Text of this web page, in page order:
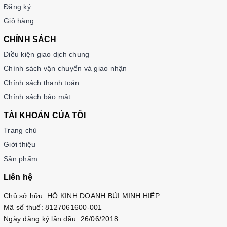
biểu hiện thông dụng trong thực tiễn giúp người học dễ dàng
kích thích sự tiếp thu và giúp việc học trở nên thú vị, không
nhàm chán.
Nắm vững kiến thức trong giáo trình tương đương trình độ
TOPIK cấp 6
Đăng ký
Giỏ hàng
CHÍNH SÁCH
Điều kiện giao dịch chung
Chính sách vận chuyển và giao nhận
Chính sách thanh toán
Chính sách bảo mật
TÀI KHOẢN CỦA TÔI
Trang chủ
Giới thiệu
Sản phẩm
Liên hệ
Chủ sở hữu: HỘ KINH DOANH BÙI MINH HIỆP
Mã số thuế: 8127061600-001
Ngày đăng ký lần đầu: 26/06/2018